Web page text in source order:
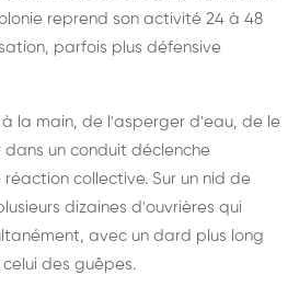
reprend son activité 24 à 48
parfois plus défensive
à la main, de l'asperger d'eau, de le
un conduit déclenche
collective. Sur un nid de
dizaines d'ouvrières qui
avec un dard plus long
des guêpes.